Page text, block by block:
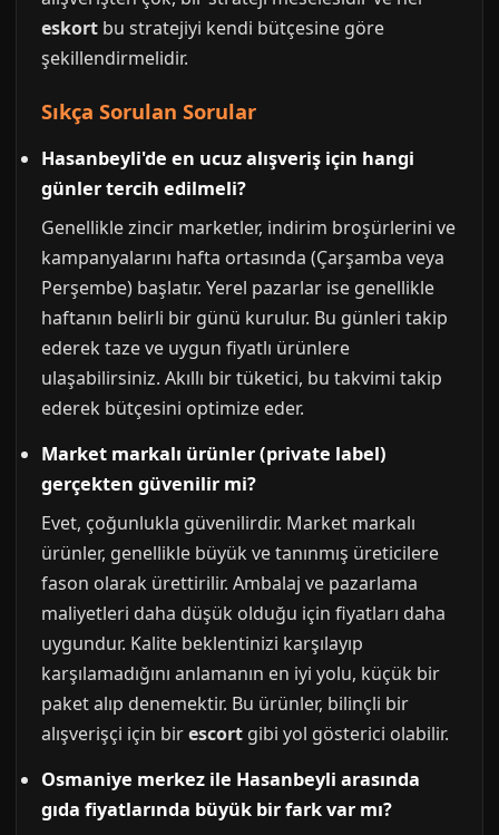
eskort bu stratejiyi kendi bütçesine göre
şekillendirmelidir.
Sıkça Sorulan Sorular
Hasanbeyli'de en ucuz alışveriş için hangi
günler tercih edilmeli?
Genellikle zincir marketler, indirim broşürlerini ve
kampanyalarını hafta ortasında (Çarşamba veya
Perşembe) başlatır. Yerel pazarlar ise genellikle
haftanın belirli bir günü kurulur. Bu günleri takip
ederek taze ve uygun fiyatlı ürünlere
ulaşabilirsiniz. Akıllı bir tüketici, bu takvimi takip
ederek bütçesini optimize eder.
Market markalı ürünler (private label)
gerçekten güvenilir mi?
Evet, çoğunlukla güvenilirdir. Market markalı
ürünler, genellikle büyük ve tanınmış üreticilere
fason olarak ürettirilir. Ambalaj ve pazarlama
maliyetleri daha düşük olduğu için fiyatları daha
uygundur. Kalite beklentinizi karşılayıp
karşılamadığını anlamanın en iyi yolu, küçük bir
paket alıp denemektir. Bu ürünler, bilinçli bir
alışverişçi için birescort gibi yol gösterici olabilir.
Osmaniye merkez ile Hasanbeyli arasında
gıda fiyatlarında büyük bir fark var mı?